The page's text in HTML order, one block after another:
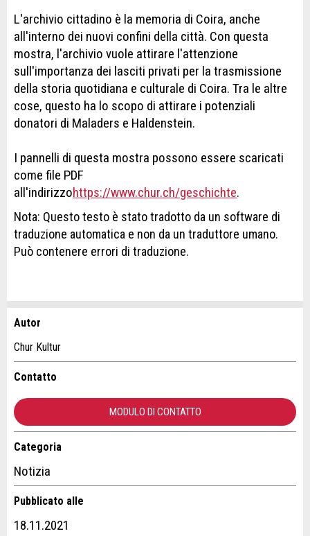
L'archivio cittadino è la memoria di Coira, anche
all'interno dei nuovi confini della città. Con questa
mostra, l'archivio vuole attirare l'attenzione
sull'importanza dei lasciti privati per la trasmissione
della storia quotidiana e culturale di Coira. Tra le altre
cose, questo ha lo scopo di attirare i potenziali
donatori di Maladers e Haldenstein.
I pannelli di questa mostra possono essere scaricati
come file PDF
all'indirizzohttps://www.chur.ch/geschichte.
Nota: Questo testo è stato tradotto da un software di
traduzione automatica e non da un traduttore umano.
Può contenere errori di traduzione.
Contestare l'annuncio
Il tuo feedback è molto apprezzato!
Feedback generale
Questo annuncio non è più valido
Annuncio incompleto
Consigliamo l'annuncio
Raccomando questo annuncio agli amici.
Autor
Chur Kultur
Contatto
MODULO DI CONTATTO
Contatto
Scrivere un messaggio per tutte le persone da contattare per
Categoria
Notizia
Pubblicato alle
18.11.2021